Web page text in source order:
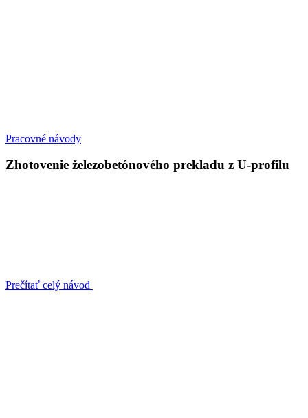
Pracovné návody
Zhotovenie železobetónového prekladu z U-profilu
Prečítať celý návod